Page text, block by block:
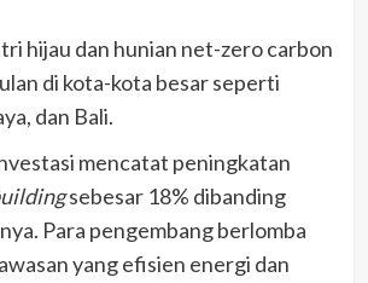
hijau dan hunian net-zero carbon
di kota-kota besar seperti
dan Bali.
mencatat peningkatan
sebesar 18% dibanding
Para pengembang berlomba
yang efisien energi dan